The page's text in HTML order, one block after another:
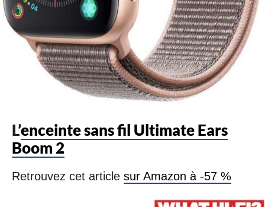
L’enceinte sans fil Ultimate Ears
Boom 2
Retrouvez cet article sur Amazon à -57 %